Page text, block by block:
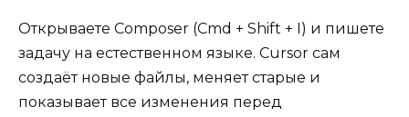
Открываете Composer (Cmd + Shift + I) и пишете
задачу на естественном языке. Cursor сам
создаёт новые файлы, меняет старые и
показывает все изменения перед